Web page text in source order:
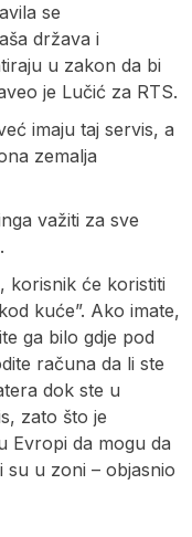
se
država i
u zakon da bi
je Lučić za RTS.
imaju taj servis, a
zemalja
važiti za sve
korisnik će koristiti
kuće”. Ako imate,
ga bilo gdje pod
računa da li ste
dok ste u
zato što je
Evropi da mogu da
su u zoni – objasnio